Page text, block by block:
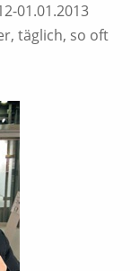
01.01.2013
täglich, so oft